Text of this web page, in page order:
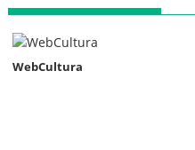
WebCultura